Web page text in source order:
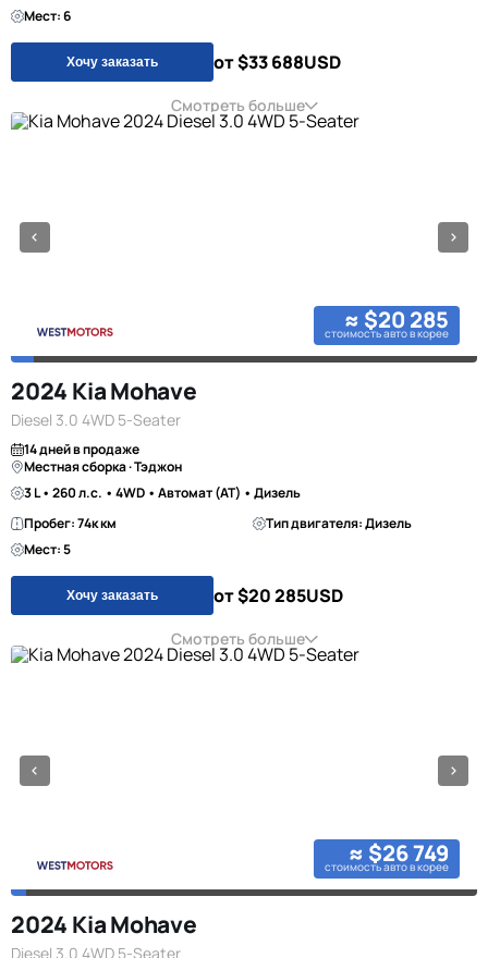
Мест: 6
Хочу заказать от $33 688USD
Смотреть больше
≈ $20 285
стоимость авто в корее
2024 Kia Mohave
Diesel 3.0 4WD 5-Seater
14 дней в продаже
Местная сборка · Тэджон
3 L • 260 л.с. • 4WD • Автомат (AT) • Дизель
Пробег: 74к км
Тип двигателя: Дизель
Мест: 5
Хочу заказать от $20 285USD
Смотреть больше
≈ $26 749
стоимость авто в корее
2024 Kia Mohave
Diesel 3.0 4WD 5-Seater